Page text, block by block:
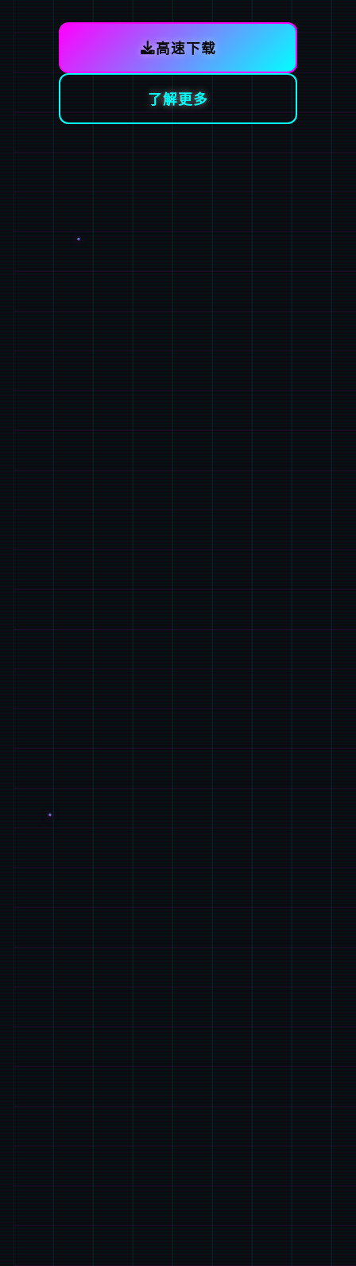
高速下载
了解更多